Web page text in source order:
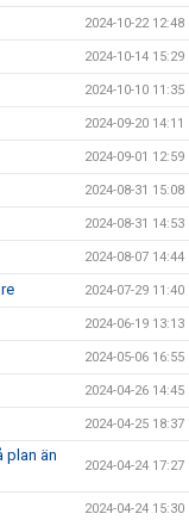
2024-10-22 12:48
2024-10-14 15:29
2024-10-10 11:35
2024-09-20 14:11
2024-09-01 12:59
2024-08-31 15:08
2024-08-31 14:53
2024-08-07 14:44
2024-07-29 11:40
2024-06-19 13:13
2024-05-06 16:55
2024-04-26 14:45
2024-04-25 18:37
plan än
2024-04-24 17:27
2024-04-24 15:30